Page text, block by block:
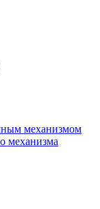
механизмом
механизма